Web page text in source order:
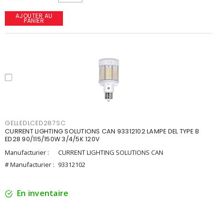
AJOUTER AU
PANIER
GELLEDLCED287SC
CURRENT LIGHTING SOLUTIONS CAN 93312102 LAMPE DEL TYPE B
ED28 90/115/150W 3/4/5K 120V
Manufacturier :
CURRENT LIGHTING SOLUTIONS CAN
# Manufacturier : 93312102
En inventaire